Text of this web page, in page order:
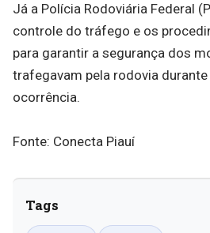
Já a Polícia Rodoviária Federal
controle do tráfego e os
para garantir a segurança dos
trafegavam pela rodovia
ocorrência.
Fonte: Conecta Piauí
Tags